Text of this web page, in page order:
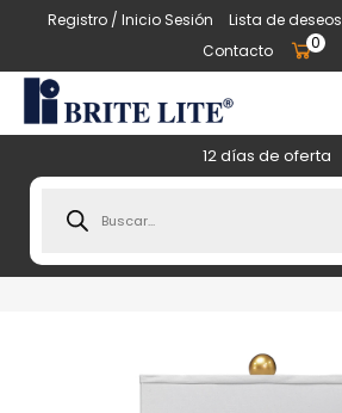
Registro / Inicio Sesión Lista de deseos
Contacto
0
12 días de oferta
search